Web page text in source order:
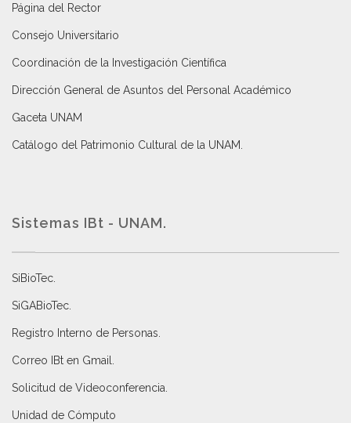
Página del Rector
Consejo Universitario
Coordinación de la Investigación Científica
Dirección General de Asuntos del Personal Académico
Gaceta UNAM
Catálogo del Patrimonio Cultural de la UNAM.
Sistemas IBt - UNAM.
SiBioTec
SiGABioTec.
Registro Interno de Personas
Correo IBt en Gmail
Solicitud de Videoconferencia.
Unidad de Cómputo